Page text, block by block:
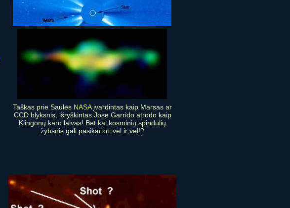
Taškas prie Saulės NASAįvardintas kaip Marsas ar
CCD blyksnis, išryškintas Jose Garrido atrodo kaip
Klingonų karo laivas! Bet kai kosminių spindulių
žybsnis gali pasikartoti vėl ir vėl!?